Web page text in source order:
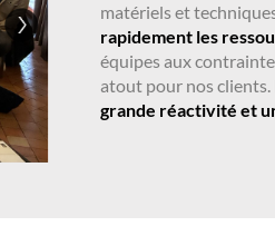
matériels et
rapidement les
équipes aux
atout pour nos
grande réactivité et